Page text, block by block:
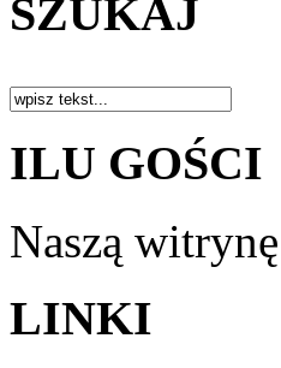
SZUKAJ
ILU GOŚCI
Naszą
LINKI